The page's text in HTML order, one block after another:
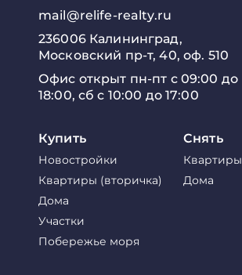
mail@relife-realty.ru
236006 Калининград,
Московский пр-т, 40, оф. 510
Офис открыт пн-пт с 09:00 до
18:00, сб с 10:00 до 17:00
Купить
Новостройки
Квартиры (вторичка)
Дома
Участки
Побережье моря
Снять
Квартиры
Дома